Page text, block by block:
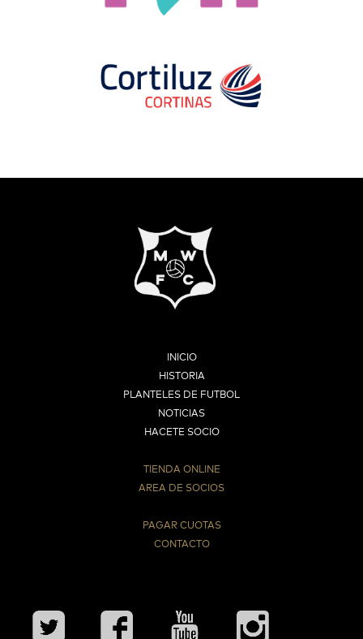
INICIO
HISTORIA
PLANTELES DE FUTBOL
NOTICIAS
HACETE SOCIO
TIENDA ONLINE
AREA DE SOCIOS
PAGAR CUOTAS
CONTACTO